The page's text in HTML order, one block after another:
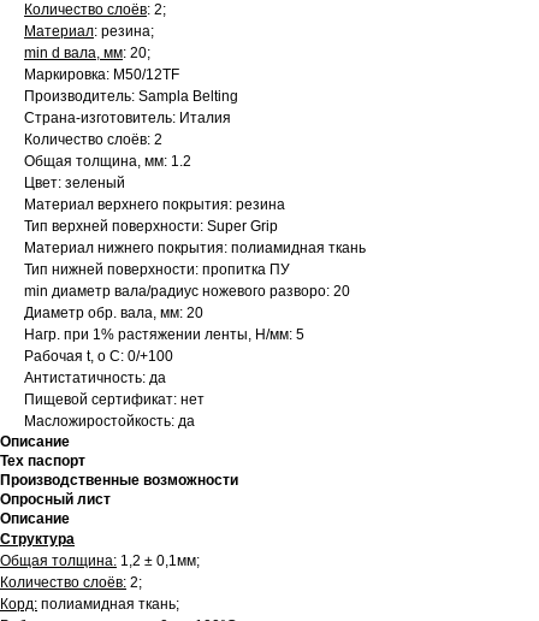
Количество слоёв: 2;
Материал: резина;
min d вала, мм: 20;
Маркировка: M50/12TF
Производитель: Sampla Belting
Страна-изготовитель: Италия
Количество слоёв: 2
Общая толщина, мм: 1.2
Цвет: зеленый
Материал верхнего покрытия: резина
Тип верхней поверхности: Super Grip
Материал нижнего покрытия: полиамидная ткань
Тип нижней поверхности: пропитка ПУ
min диаметр вала/радиус ножевого разворо: 20
Диаметр обр. вала, мм: 20
Нагр. при 1% растяжении ленты, Н/мм: 5
Рабочая t, о С: 0/+100
Антистатичность: да
Пищевой сертификат: нет
Масложиростойкость: да
Описание
Тех паспорт
Производственные возможности
Опросный лист
Описание
Структура
Общая толщина: 1,2 ± 0,1мм;
Количество слоёв: 2;
Корд: полиамидная ткань;